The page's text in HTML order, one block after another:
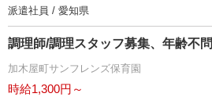
派遣社員 / 愛知県
調理師/調理スタッフ募集、年齢不問
加木屋町サンフレンズ保育園
時給1,300円～